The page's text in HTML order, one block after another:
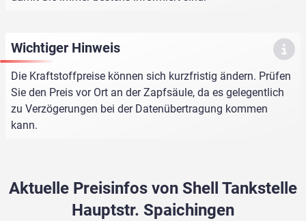
Wichtiger Hinweis
Die Kraftstoffpreise können sich kurzfristig ändern. Prüfen
Sie den Preis vor Ort an der Zapfsäule, da es gelegentlich
zu Verzögerungen bei der Datenübertragung kommen
kann.
Aktuelle Preisinfos von Shell Tankstelle
Hauptstr. Spaichingen